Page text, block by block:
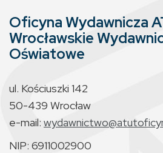
Oficyna Wydawnicza
Wrocławskie
Oświatowe
ul. Kościuszki 142
50-439 Wrocław
e-mail:
NIP: 6911002900